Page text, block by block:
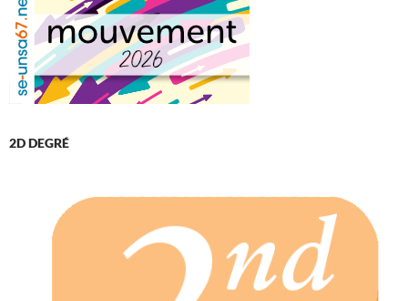
2D DEGRÉ